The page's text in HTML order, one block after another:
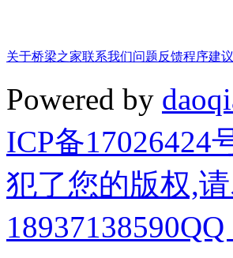
关于桥梁之家联系我们问题反馈程序建议
Powered by
ICP备17026424
犯了您的版权,